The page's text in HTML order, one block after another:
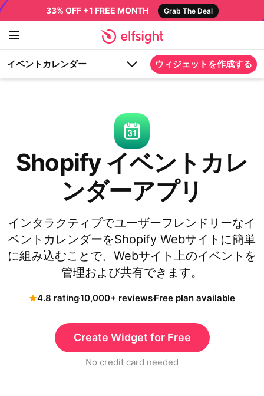
33% OFF +1 FREE MONTH Grab The Deal
イベントカレンダー ウィジェットを作成する
Shopify イベントカレ
ンダーアプリ
インタラクティブでユーザーフレンドリーなイ
ベントカレンダーをShopify Webサイトに簡単
に組み込むことで、Webサイト上のイベントを
管理および共有できます。
4.8 rating10,000+ reviewsFree plan available
Create Widget for Free
No credit card needed